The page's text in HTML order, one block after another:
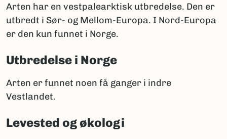
Arten har en vestpalearktisk utbredelse. Den er
utbredt i Sør- og Mellom-Europa. I Nord-Europa
er den kun funnet i Norge.
Utbredelse i Norge
Arten er funnet noen få ganger i indre
Vestlandet.
Levested og økologi